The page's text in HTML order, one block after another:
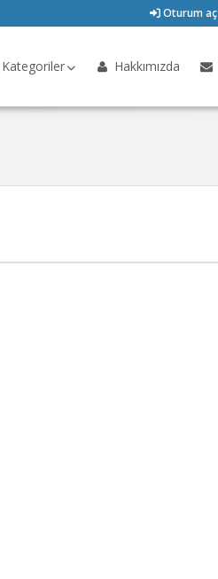
Oturum aç
Kategoriler Hakkımızda